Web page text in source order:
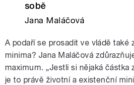
sobě
Jana Maláčová
A podaří se prosadit ve vládě také
minima? Jana Maláčová
maximum. „Jestli si nějaká částka
je to právě životní a existenční